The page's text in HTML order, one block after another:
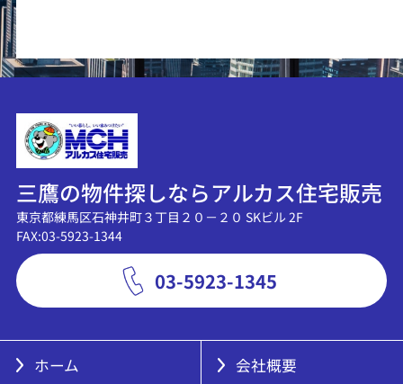
三鷹の物件探しならアルカス住宅販売
東京都練馬区石神井町３丁目２０－２０ SKビル 2F
FAX:03-5923-1344
03-5923-1345
ホーム 会社概要